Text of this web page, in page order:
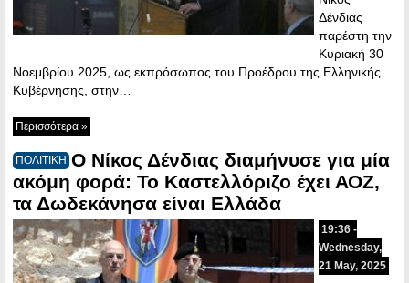
Δένδιας
παρέστη την
Κυριακή 30
Νοεμβρίου 2025, ως εκπρόσωπος του Προέδρου της Ελληνικής
Κυβέρνησης, στην…
Περισσότερα »
ΠΟΛΙΤΙΚΗ Ο Νίκος Δένδιας διαμήνυσε για μία
ακόμη φορά: Το Καστελλόριζο έχει ΑΟΖ,
τα Δωδεκάνησα είναι Ελλάδα
19:36 -
Wednesday,
21 May, 2025